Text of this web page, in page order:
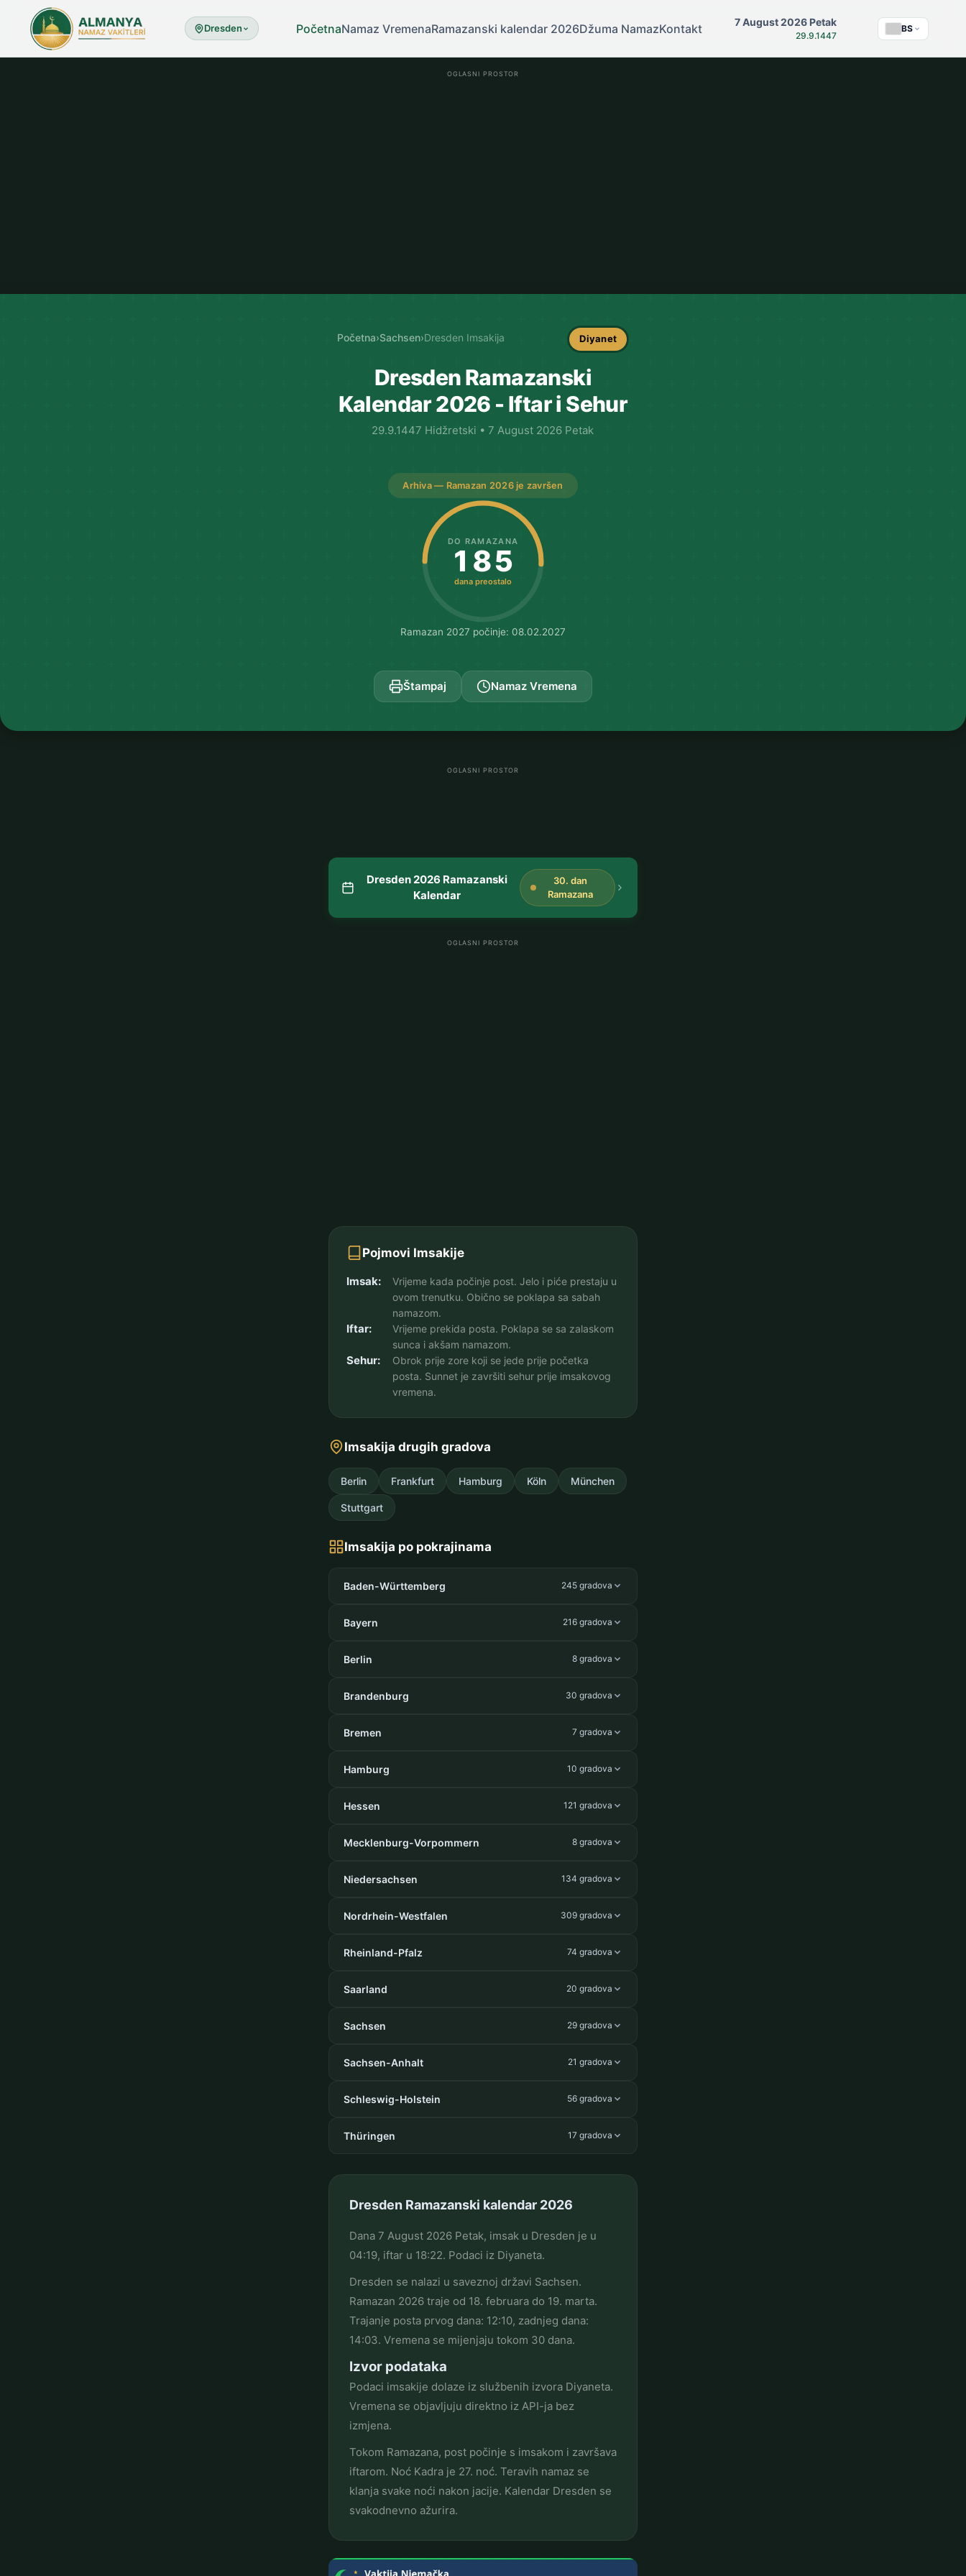
Dresden PočetnaNamaz VremenaRamazanski kalendar 2026Džuma NamazKontakt 7 August 2026 Petak
29.9.1447
BS
OGLASNI PROSTOR
Početna›Sachsen›Dresden Imsakija Diyanet
Dresden Ramazanski
Kalendar 2026 - Iftar i Sehur
29.9.1447 Hidžretski • 7 August 2026 Petak
Arhiva — Ramazan 2026 je završen
DO RAMAZANA
185
dana preostalo
Ramazan 2027 počinje: 08.02.2027
Štampaj Namaz Vremena
OGLASNI PROSTOR
Dresden 2026 Ramazanski
Kalendar
30. dan
Ramazana
OGLASNI PROSTOR
Pojmovi Imsakije
Imsak:
Vrijeme kada počinje post. Jelo i piće prestaju u
ovom trenutku. Obično se poklapa sa sabah
namazom.
Iftar:
Vrijeme prekida posta. Poklapa se sa zalaskom
sunca i akšam namazom.
Sehur:
Obrok prije zore koji se jede prije početka
posta. Sunnet je završiti sehur prije imsakovog
vremena.
Imsakija drugih gradova
Berlin Frankfurt Hamburg Köln München
Stuttgart
Imsakija po pokrajinama
Baden-Württemberg 245 gradova
Bayern 216 gradova
Berlin 8 gradova
Brandenburg 30 gradova
Bremen 7 gradova
Hamburg 10 gradova
Hessen 121 gradova
Mecklenburg-Vorpommern 8 gradova
Niedersachsen 134 gradova
Nordrhein-Westfalen 309 gradova
Rheinland-Pfalz 74 gradova
Saarland 20 gradova
Sachsen 29 gradova
Sachsen-Anhalt 21 gradova
Schleswig-Holstein 56 gradova
Thüringen 17 gradova
Dresden Ramazanski kalendar 2026
Dana 7 August 2026 Petak, imsak u Dresden je u
04:19, iftar u 18:22. Podaci iz Diyaneta.
Dresden se nalazi u saveznoj državi Sachsen.
Ramazan 2026 traje od 18. februara do 19. marta.
Trajanje posta prvog dana: 12:10, zadnjeg dana:
14:03. Vremena se mijenjaju tokom 30 dana.
Izvor podataka
Podaci imsakije dolaze iz službenih izvora Diyaneta.
Vremena se objavljuju direktno iz API-ja bez
izmjena.
Tokom Ramazana, post počinje s imsakom i završava
iftarom. Noć Kadra je 27. noć. Teravih namaz se
klanja svake noći nakon jacije. Kalendar Dresden se
svakodnevno ažurira.